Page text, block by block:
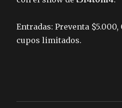
Entradas: Preventa $5.000,
cupos limitados.